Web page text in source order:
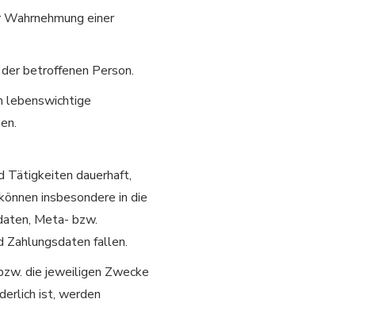
einer
betroffenen Person.
lebenswichtige
Tätigkeiten dauerhaft,
insbesondere in die
Meta- bzw.
Zahlungsdaten fallen.
die jeweiligen Zwecke
ist, werden